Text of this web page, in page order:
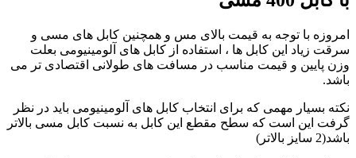
امروزه با توجه به قیمت بالای مس و همچنین کابل های مسی و
سرقت زیاد این کابل ها ، استفاده از کابل های آلومینیومی بعلت
وزن پایین و قیمت مناسب در مسافت های طولانی اقتصادی تر می
باشد.
نکته بسیار مهمی که برای انتخاب کابل های آلومینیومی باید در نظر
گرفت این است که سطح مقطع این کابل به نسبت کابل مسی بالاتر
باشد(2 سایز بالاتر)